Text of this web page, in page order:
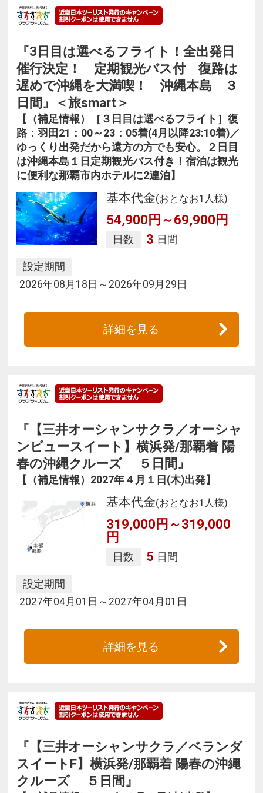
『3日目は選べるフライト！全出発日
催行決定！ 定期観光バス付 復路は
遅めで沖縄を大満喫！ 沖縄本島 ３
日間』＜旅smart＞
【（補足情報）［３日目は選べるフライト］復
路：羽田21：00～23：05着(4月以降23:10着)／
ゆっくり出発だから遠方の方でも安心。２日目
は沖縄本島１日定期観光バス付き！宿泊は観光
に便利な那覇市内ホテルに2連泊】
基本代金(おとなお1人様)
54,900円～69,900円
日数 3 日間
設定期間
2026年08月18日～2026年09月29日
詳細を見る
『【三井オーシャンサクラ／オーシャ
ンビュースイート】横浜発/那覇着 陽
春の沖縄クルーズ ５日間』
【（補足情報）2027年４月１日(木)出発】
基本代金(おとなお1人様)
319,000円～319,000
円
日数 5 日間
設定期間
2027年04月01日～2027年04月01日
詳細を見る
『【三井オーシャンサクラ／ベランダ
スイートF】横浜発/那覇着 陽春の沖縄
クルーズ ５日間』